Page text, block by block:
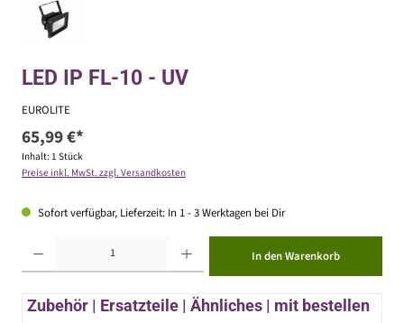
LED IP FL-10 - UV
EUROLITE
65,99 €*
Inhalt: 1 Stück
Preise inkl. MwSt. zzgl. Versandkosten
Sofort verfügbar, Lieferzeit: In 1 - 3 Werktagen bei Dir
In den Warenkorb
Zubehör | Ersatzteile | Ähnliches | mit bestellen